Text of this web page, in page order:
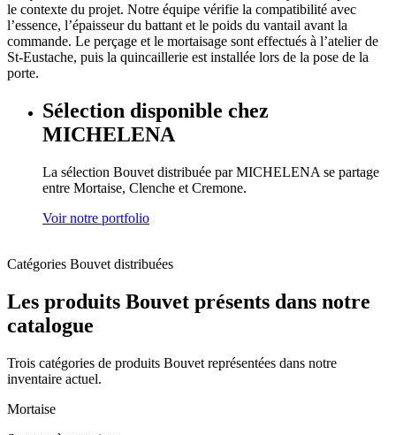
le contexte du projet. Notre équipe vérifie la compatibilité avec
l’essence, l’épaisseur du battant et le poids du vantail avant la
commande. Le perçage et le mortaisage sont effectués à l’atelier de
St-Eustache, puis la quincaillerie est installée lors de la pose de la
porte.
Sélection disponible chez
MICHELENA
La sélection Bouvet distribuée par MICHELENA se partage
entre Mortaise, Clenche et Cremone.
Voir notre portfolio
Catégories Bouvet distribuées
Les produits Bouvet présents dans notre
catalogue
Trois catégories de produits Bouvet représentées dans notre
inventaire actuel.
Mortaise